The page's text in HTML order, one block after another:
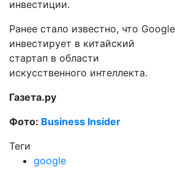
инвестиции.
Ранее стало известно, что Google
инвестирует в китайский
стартап в области
искусственного интеллекта.
Газета.ру
Фото: Business Insider
Теги
google